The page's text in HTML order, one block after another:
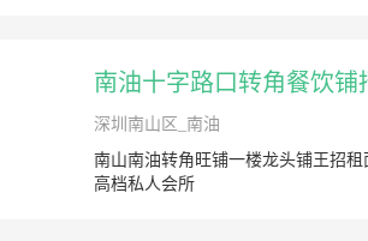
南油十字路口转角餐饮
深圳南山区_南油
南山南油转角旺铺一楼龙头铺王招
高档私人会所